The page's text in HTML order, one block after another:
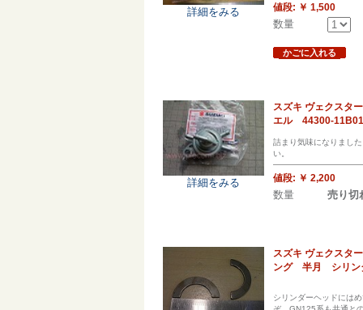
詳細をみる 値段: ￥ 1,500
数量
かごに入れる
詳細をみる
スズキ ヴェクス
エル 44300-11B01
詰まり気味になりまし
い。
値段: ￥ 2,200
数量 売り切
スズキ ヴェクス
ング 半月 シリン
シリンダーヘッドには